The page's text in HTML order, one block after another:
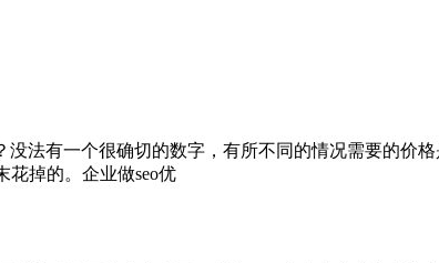
法有一个很确切的数字，有所不同的情况需要的价
花掉的。企业做seo优